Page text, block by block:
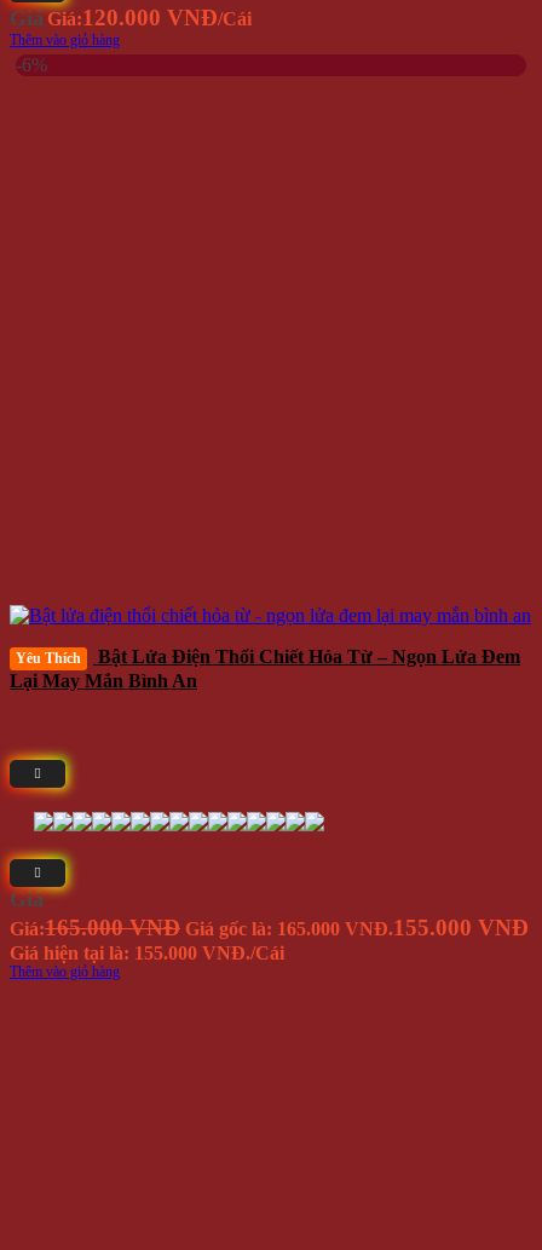
Giá Giá:120.000 VNĐ/Cái
Thêm vào giỏ hàng
-6%
Yêu Thích
Bật Lửa Điện Thổi Chiết Hỏa Từ – Ngọn Lửa Đem
Lại May Mắn Bình An
Giá
Giá:165.000 VNĐ Giá gốc là: 165.000 VNĐ.155.000 VNĐ
Giá hiện tại là: 155.000 VNĐ./Cái
Thêm vào giỏ hàng